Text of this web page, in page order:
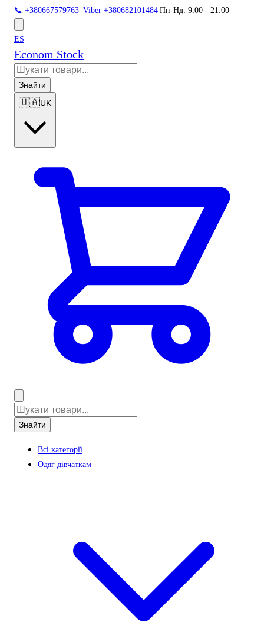
📞 +380667579763 Viber +380682101484 Пн-Нд: 9:00 - 21:00
ES
Econom Stock
Знайти
🇺🇦UK
Знайти
Всі категорії
Одяг дівчаткам